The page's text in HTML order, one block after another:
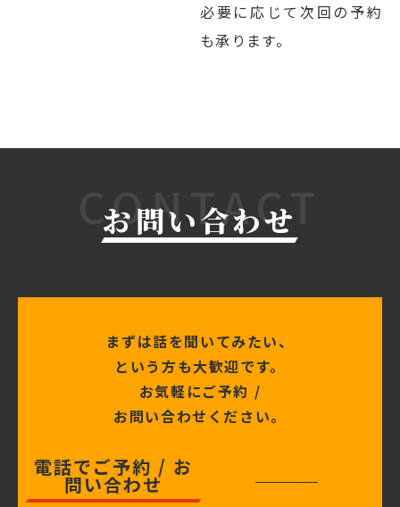
必要に応じて次回の予約
も承ります。
CONTACT
お問い合わせ
まずは話を聞いてみたい、
という方も大歓迎です。
お気軽にご予約 /
お問い合わせください。
電話でご予約 / お
問い合わせ